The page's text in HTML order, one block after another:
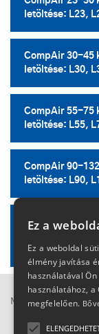
letöltése: L23,
CompAir 30-45
letöltése: L30,
CompAir 55-75
letöltése: L55,
CompAir 90-
letöltése: L90,
CompAir 160-
letöltése: L160,
L250RS,
Megközelítés
Ez a
Ez a weboldal
élmény javítása
használatával
használatához, a
megfelelően.